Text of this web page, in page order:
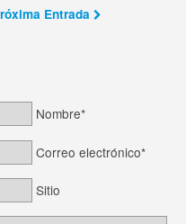
Entrada
Nombre*
Correo electrónico*
Sitio